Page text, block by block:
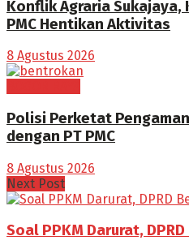
Konflik Agraria Sukajaya,
PMC Hentikan Aktivitas
8 Agustus 2026
Polisi Perketat
dengan PT PMC
8 Agustus 2026
Next Post
Soal PPKM Darurat,